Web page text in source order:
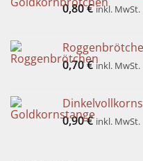
0,80€ inkl. MwSt.
0,70€ inkl. MwSt.
0,90€ inkl. MwSt.